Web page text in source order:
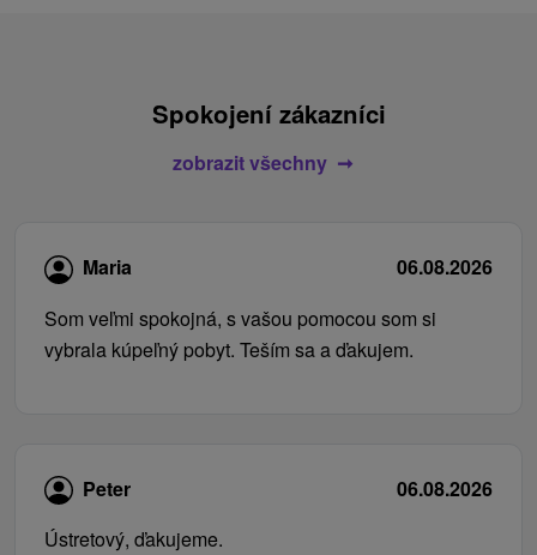
Spokojení zákazníci
zobrazit všechny
Maria
06.08.2026
Som veľmi spokojná, s vašou pomocou som si
vybrala kúpeľný pobyt. Teším sa a ďakujem.
Peter
06.08.2026
Ústretový, ďakujeme.